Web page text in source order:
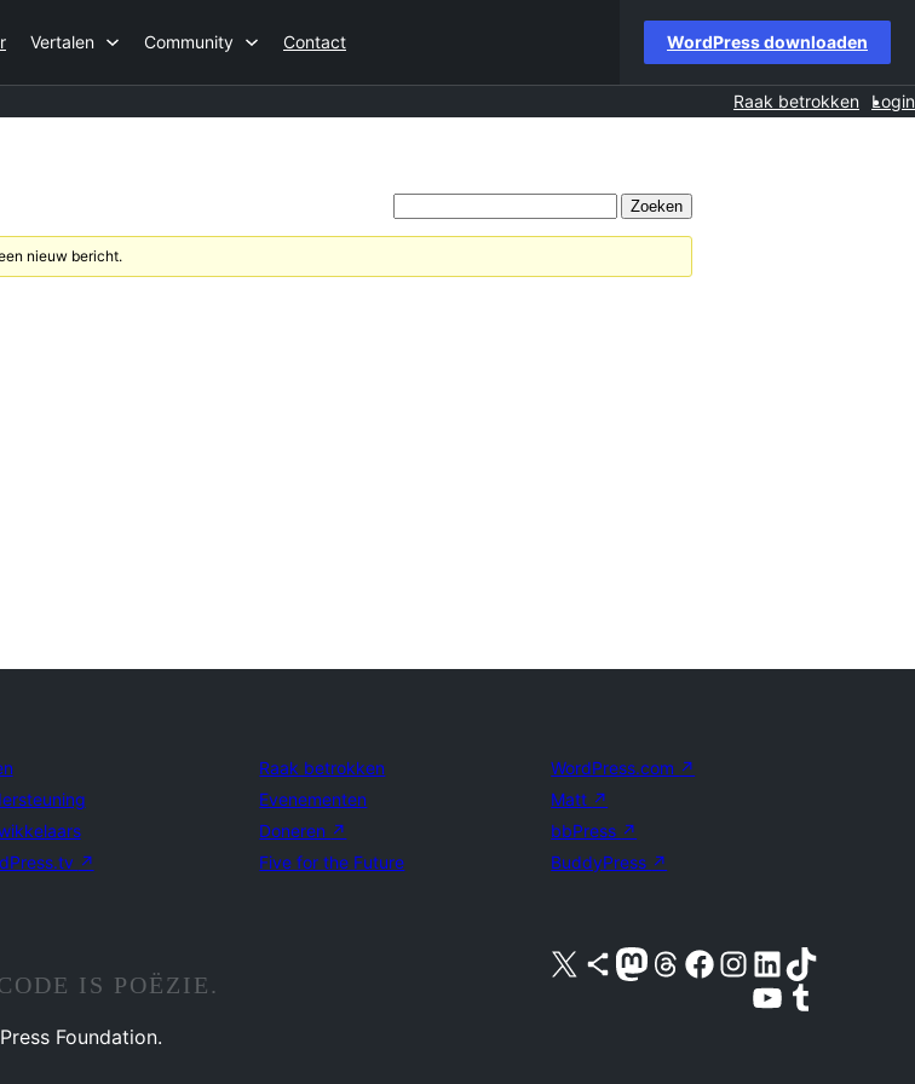
Vertalen Community Contact WordPress downloaden
Raak betrokken Login
nieuw bericht.
↗
Raak betrokken
Evenementen
Doneren ↗
Five for the Future
WordPress.com ↗
Matt ↗
bbPress ↗
BuddyPress ↗
Bezoek ons X (voorheen Twitter) account
Bezoek ons Bluesky account
Bezoek ons Mastodon account
Bezoek ons Threads account
Onze Facebook pagina bezoeken
Bezoek ons Instagram account
Bezoek ons LinkedIn account
Bezoek ons TikTok account
Bezoek ons YouTube kanaalBezoek ons Tumblr account
IS POËZIE.
Foundation.